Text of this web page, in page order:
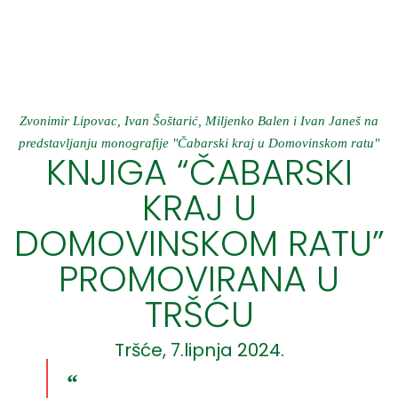
Zvonimir Lipovac, Ivan Šoštarić, Miljenko Balen i Ivan Janeš na
predstavljanju monografije "Čabarski kraj u Domovinskom ratu"
KNJIGA “ČABARSKI
KRAJ U
DOMOVINSKOM RATU”
PROMOVIRANA U
TRŠĆU
Tršće, 7.lipnja 2024.